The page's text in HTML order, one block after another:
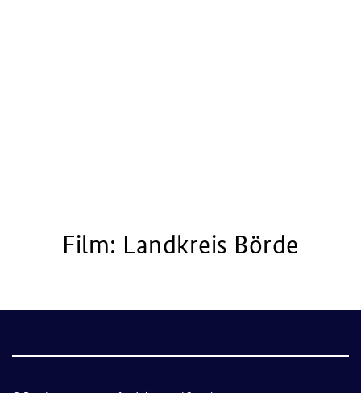
Film: Landkreis Börde